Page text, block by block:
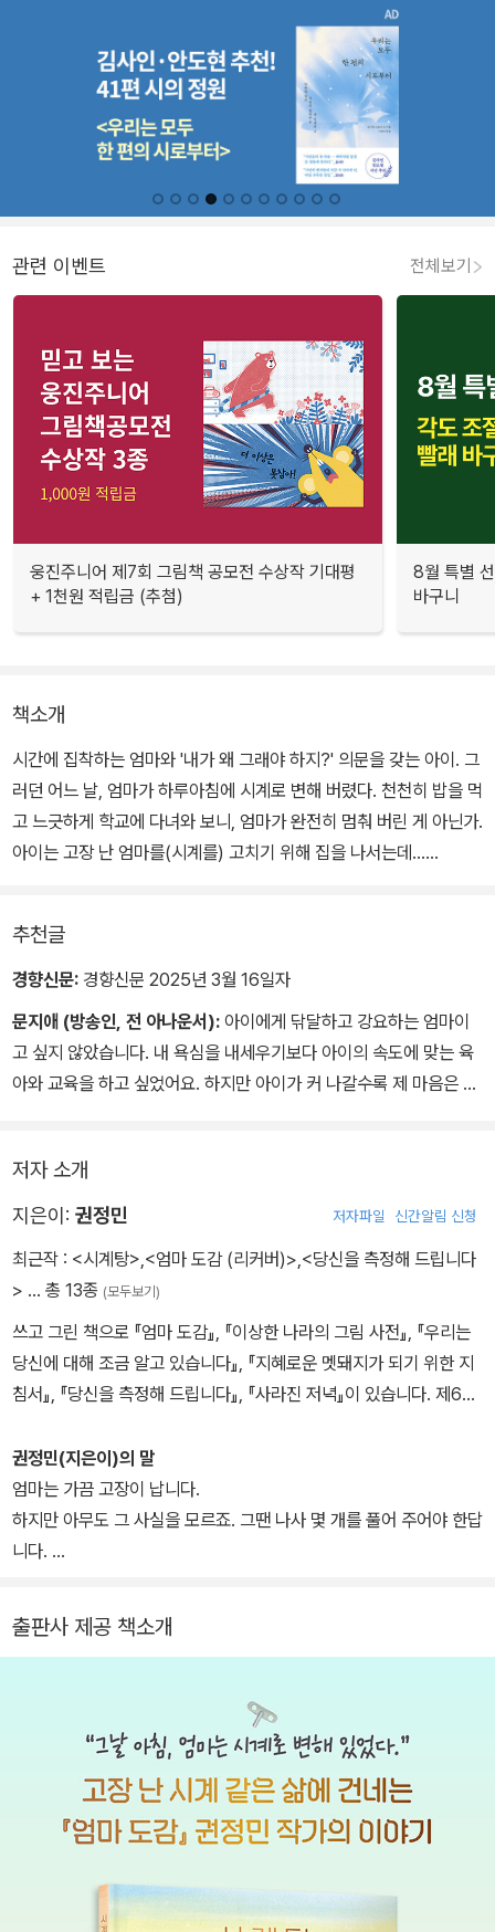
관련 이벤트 전체보기
웅진주니어 제7회 그림책 공모전 수상작 기대평
+ 1천원 적립금 (추첨)
8월 특별
바구니
책소개
시간에 집착하는 엄마와 '내가 왜 그래야 하지?' 의문을 갖는 아이. 그
러던 어느 날, 엄마가 하루아침에 시계로 변해 버렸다. 천천히 밥을 먹
고 느긋하게 학교에 다녀와 보니, 엄마가 완전히 멈춰 버린 게 아닌가.
아이는 고장 난 엄마를(시계를) 고치기 위해 집을 나서는데......
추천글
경향신문: 경향신문 2025년 3월 16일자
문지애 (방송인, 전 아나운서): 아이에게 닦달하고 강요하는 엄마이
고 싶지 않았습니다. 내 욕심을 내세우기보다 아이의 속도에 맞는 육
아와 교육을 하고 싶었어요. 하지만 아이가 커 나갈수록 제 마음은 조
다. 저의 다급해진 말과 행동은 고스란히 아이에게 전해졌습니다. 이
제 아이는 엄마인 저를 얼마만큼 부담스러워합니다.
"또 시작이군." "내가 왜 그래야 하지?" "제발 저 소리 좀 멈췄으면"
저희 아이가 종종 꺼내곤 했던 불만과 크게 다를 바 없는 말들입니다.
이 그림책은 앞만 보고 달려가던 제 삶에 경종을 울려줍니다. 목표를
이루고 싶은 마음에 급급해 주변을 돌보지 못했던 우리의 마음을 보
여줍니다. 어디 엄마의 이야기만이겠어요. 시계탕에서의 휴식과 회복
필요하겠지요. 저마다 바빠 자주 모이지 못했던 온 가족이 둘러 앉아
이 그림책을 함께 읽으려 합니다. 꼬리에 꼬리를 무는 우리들만의 대
화를 나눠보려 합니다.
저자 소개
지은이: 권정민 저자파일 신간알림 신청
최근작 : <시계탕>,<엄마 도감 (리커버)>,<당신을 측정해 드립니다
> … 총 13종 (모두보기)
쓰고 그린 책으로 『엄마 도감』, 『이상한 나라의 그림 사전』, 『우리는
당신에 대해 조금 알고 있습니다』, 『지혜로운 멧돼지가 되기 위한 지
침서』, 『당신을 측정해 드립니다』, 『사라진 저녁』이 있습니다. 제62
권정민(지은이)의 말
엄마는 가끔 고장이 납니다.
하지만 아무도 그 사실을 모르죠. 그땐 나사 몇 개를 풀어 주어야 한답
니다.
가는 길에 재미난 모험을 할 수 있을지도 몰라요.
출판사 제공 책소개